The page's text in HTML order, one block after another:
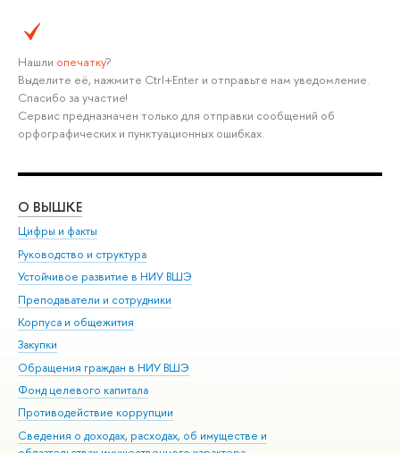
Нашли опечатку?
Выделите её, нажмите Ctrl+Enter и отправьте нам уведомление.
Спасибо за участие!
Сервис предназначен только для отправки сообщений об
орфографических и пунктуационных ошибках.
О ВЫШКЕ
Цифры и факты
Руководство и структура
Устойчивое развитие в НИУ ВШЭ
Преподаватели и сотрудники
Корпуса и общежития
Закупки
Обращения граждан в НИУ ВШЭ
Фонд целевого капитала
Противодействие коррупции
Сведения о доходах, расходах, об имуществе и